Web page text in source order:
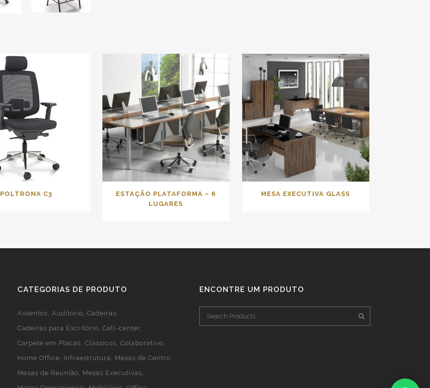
POLTRONA C3
ESTAÇÃO PLATAFORMA – 6
LUGARES
MESA EXECUTIVA GLASS
CATEGORIAS DE PRODUTO
Assentos Auditório Cadeiras
Cadeiras para Escritório Call-center
Carpete em Placas Clássicos Colaborativo
Home Office
Infraestrutura
Mesas de Centro
Mesas de Reunião
Mesas Executivas
ENCONTRE UM PRODUTO